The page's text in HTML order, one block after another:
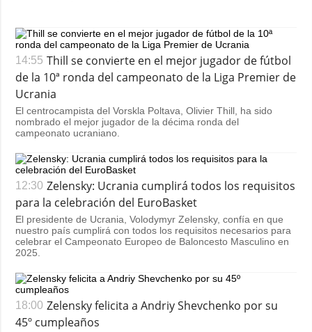
14:55 Thill se convierte en el mejor jugador de fútbol
de la 10ª ronda del campeonato de la Liga Premier de
Ucrania
El centrocampista del Vorskla Poltava, Olivier Thill, ha sido
nombrado el mejor jugador de la décima ronda del
campeonato ucraniano.
12:30 Zelensky: Ucrania cumplirá todos los requisitos
para la celebración del EuroBasket
El presidente de Ucrania, Volodymyr Zelensky, confía en que
nuestro país cumplirá con todos los requisitos necesarios para
celebrar el Campeonato Europeo de Baloncesto Masculino en
2025.
18:00 Zelensky felicita a Andriy Shevchenko por su
45º cumpleaños